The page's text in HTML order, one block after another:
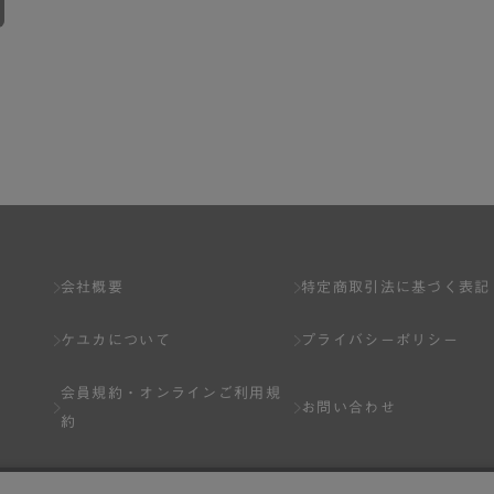
会社概要
ケユカについて
会員規約・
オンラインご利用規
約
Q&A
特定商取引法に基づく表記
プライバシーポリシー
お問い合わせ